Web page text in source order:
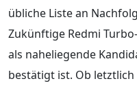
übliche Liste an
Zukünftige Redmi
als naheliegende
bestätigt ist. Ob letztlich